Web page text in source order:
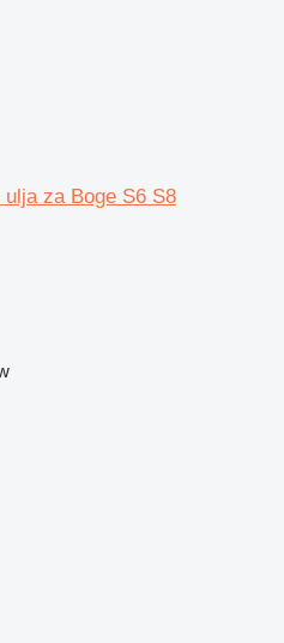
za Boge S6 S8